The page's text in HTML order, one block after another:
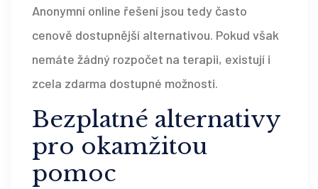
Anonymní online řešení jsou tedy často
cenově dostupnější alternativou. Pokud však
nemáte žádný rozpočet na terapii, existují i
zcela zdarma dostupné možnosti.
Bezplatné alternativy
pro okamžitou
pomoc